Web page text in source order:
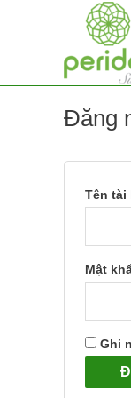
Đăng
Tên tài
Mật
Ghi